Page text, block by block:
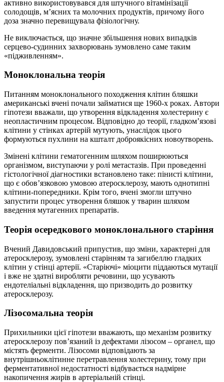
активно використовувався для штучного вітамінізації
солодощів, м’ясних та молочних продуктів, причому його
доза значно перевищувала фізіологічну.
Не виключається, що значне збільшення нових випадків
серцево-судинних захворювань зумовлено саме таким
«підживленням».
Моноклональна теорія
Питанням моноклонального походження клітин бляшки
американські вчені почали займатися ще 1960-х роках. Автори
гіпотези вважали, що утворення відкладення холестерину є
неопластичним процесом. Відповідно до теорії, гладком’язові
клітини у стінках артерій мутують, унаслідок цього
формуються пухлини на кшталт доброякісних новоутворень.
Змінені клітини гематогенним шляхом поширюються
організмом, виступаючи у ролі метастазів. При проведенні
гістологічної діагностики встановлено таке: пінисті клітини,
що є обов’язковою умовою атеросклерозу, мають однотипні
клітини-попередники. Крім того, вчені змогли штучно
запустити процес утворення бляшок у тварин шляхом
введення мутагенних препаратів.
Теорія осередкового моноклонального старіння
Вчений Давидовський припустив, що зміни, характерні для
атеросклерозу, зумовлені старінням та загибеллю гладких
клітин у стінці артерії. «Старіючі» міоцити піддаються мутації
і вже не здатні виробляти речовини, що усувають
ендотеліальні відкладення, що призводить до розвитку
атеросклерозу.
Лізосомальна теорія
Прихильники цієї гіпотези вважають, що механізм розвитку
атеросклерозу пов’язаний із дефектами лізосом – органел, що
містять ферменти. Лізосоми відповідають за
внутрішньоклітинне перетравлення холестерину, тому при
ферментативної недостатності відбувається надмірне
накопичення жирів в артеріальній стінці.